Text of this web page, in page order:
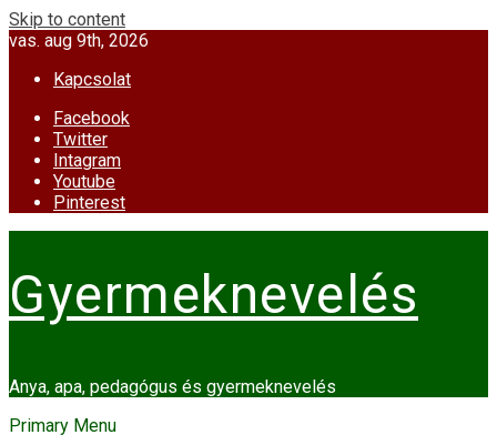
Skip to content
vas. aug 9th, 2026
Kapcsolat
Facebook
Twitter
Intagram
Youtube
Pinterest
Gyermeknevelés
Anya, apa, pedagógus és gyermeknevelés
Primary Menu